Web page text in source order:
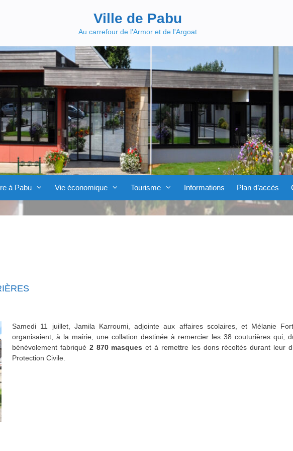
Ville de Pabu
Au carrefour de l'Armor et de l'Argoat
à Pabu Vie économique Tourisme Informations Plan d’accès
Samedi 11 juillet, Jamila Karroumi, adjointe aux affaires scolaires, et Mélanie
organisaient, à la mairie, une collation destinée à remercier les 38 couturières qui,
bénévolement fabriqué 2 870 masques et à remettre les dons récoltés durant leur
Protection Civile.